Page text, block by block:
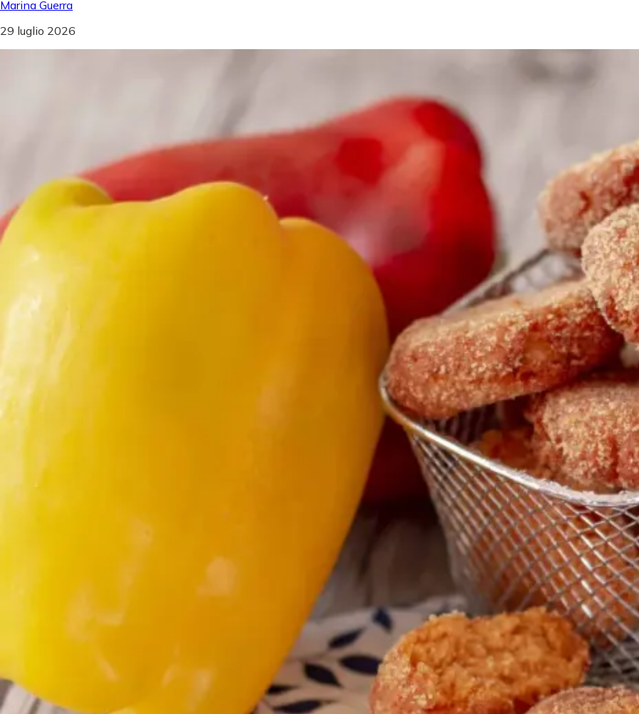
Marina Guerra
29 luglio 2026